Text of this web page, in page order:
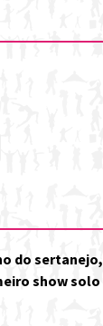
do sertanejo,
show solo